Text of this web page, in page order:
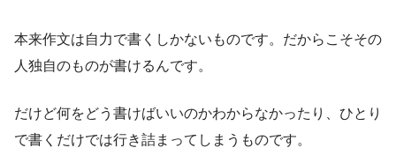
本来作文は自力で書くしかないものです。だからこそその
人独自のものが書けるんです。
だけど何をどう書けばいいのかわからなかったり、ひとり
で書くだけでは行き詰まってしまうものです。